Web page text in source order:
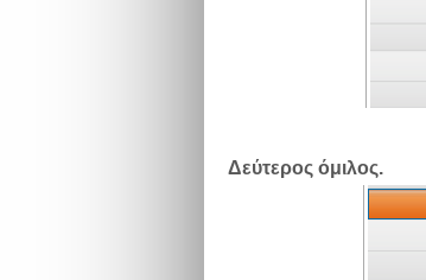
Δεύτερος όμιλος.